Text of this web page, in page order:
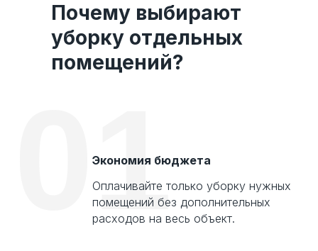
Почему выбирают
уборку отдельных
помещений?
Экономия бюджета
Оплачивайте только уборку нужных
помещений без дополнительных
расходов на весь объект.
01